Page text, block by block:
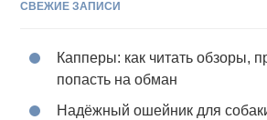
СВЕЖИЕ ЗАПИСИ
Капперы: как читать обзоры,
попасть на обман
Надёжный ошейник для